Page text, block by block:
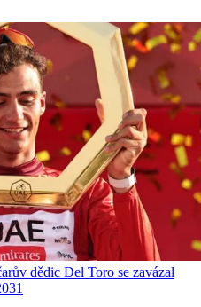
dědic Del Toro se zavázal